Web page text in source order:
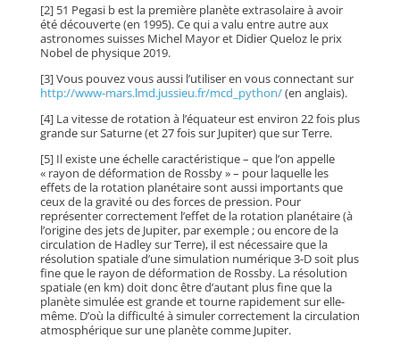
[2] 51 Pegasi b est la première planète extrasolaire à avoir
été découverte (en 1995). Ce qui a valu entre autre aux
astronomes suisses Michel Mayor et Didier Queloz le prix
Nobel de physique 2019.
[3] Vous pouvez vous aussi l’utiliser en vous connectant sur
http://www-mars.lmd.jussieu.fr/mcd_python/(en anglais).
[4] La vitesse de rotation à l’équateur est environ 22 fois plus
grande sur Saturne (et 27 fois sur Jupiter) que sur Terre.
[5] Il existe une échelle caractéristique – que l’on appelle
« rayon de déformation de Rossby » – pour laquelle les
effets de la rotation planétaire sont aussi importants que
ceux de la gravité ou des forces de pression. Pour
représenter correctement l’effet de la rotation planétaire (à
l’origine des jets de Jupiter, par exemple ; ou encore de la
circulation de Hadley sur Terre), il est nécessaire que la
résolution spatiale d’une simulation numérique 3-D soit plus
fine que le rayon de déformation de Rossby. La résolution
spatiale (en km) doit donc être d’autant plus fine que la
planète simulée est grande et tourne rapidement sur elle-
même. D’où la difficulté à simuler correctement la circulation
atmosphérique sur une planète comme Jupiter.